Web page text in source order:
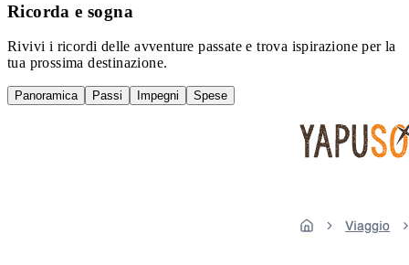
Ricorda e sogna
Rivivi i ricordi delle avventure passate e trova ispirazione per la
tua prossima destinazione.
Panoramica Passi Impegni Spese